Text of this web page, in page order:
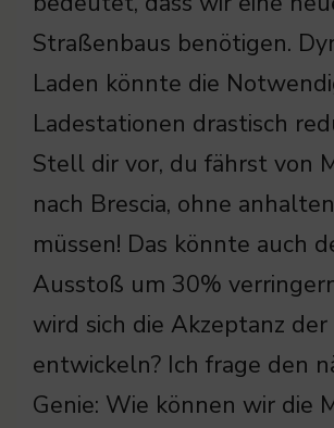
Straßenbaus benötigen.
Laden könnte die
Ladestationen drastisch
Stell dir vor, du fährst von
nach Brescia, ohne
müssen! Das könnte auch
Ausstoß um 30%
wird sich die Akzeptanz der
entwickeln? Ich frage den
Genie: Wie können wir die